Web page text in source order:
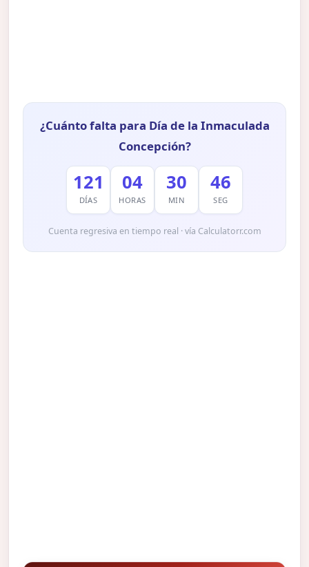
¿Cuánto falta para Día de la Inmaculada
Concepción?
121
DÍAS
04
HORAS
30
MIN
45
SEG
Cuenta regresiva en tiempo real · vía Calculatorr.com